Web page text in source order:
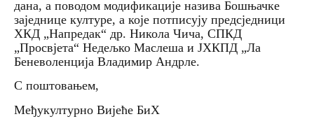
дана, а поводом модификације назива Бошњачке
заједнице културе, а које потписују предсједници
ХКД „Напредак“ др. Никола Чича, СПКД
„Просвјета“ Недељко Маслеша и ЈХКПД „Ла
Беневоленција Владимир Андрле.
С поштовањем,
Међукултурно Вијеће БиХ